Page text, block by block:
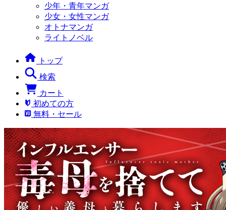
少年・青年マンガ
少女・女性マンガ
オトナマンガ
ライトノベル
トップ
検索
カート
初めての方
無料・セール